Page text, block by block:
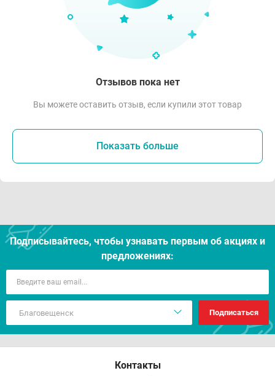
Отзывов пока нет
Вы можете оставить отзыв, если купили этот товар
Показать больше
Подписывайтесь, чтобы узнавать первым об акцияx и
предложениях:
Подписаться
Контакты